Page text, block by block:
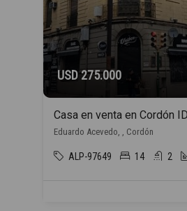
USD 275.000
Eduardo Acevedo, , Cordón
ALP-97649 14 2